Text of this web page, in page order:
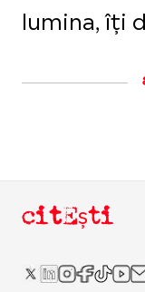
lumina, îți
citEști